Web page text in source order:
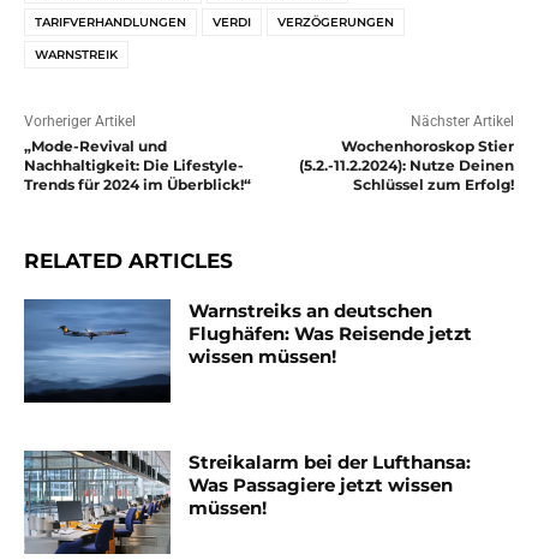
TARIFVERHANDLUNGEN VERDI VERZÖGERUNGEN
WARNSTREIK
Vorheriger Artikel
„Mode-Revival und
Nachhaltigkeit: Die Lifestyle-
Trends für 2024 im Überblick!“
Nächster Artikel
Wochenhoroskop Stier
(5.2.-11.2.2024): Nutze Deinen
Schlüssel zum Erfolg!
RELATED ARTICLES
Warnstreiks an deutschen
Flughäfen: Was Reisende jetzt
wissen müssen!
Streikalarm bei der Lufthansa:
Was Passagiere jetzt wissen
müssen!